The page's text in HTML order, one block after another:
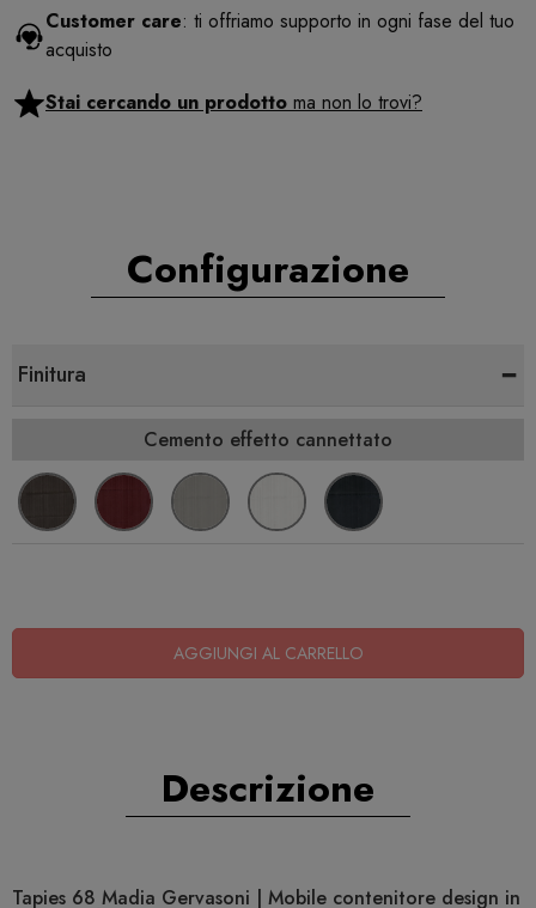
Customer care: ti offriamo supporto in ogni fase del tuo
acquisto
Stai cercando un prodotto ma non lo trovi?
Configurazione
Finitura -
Cemento effetto cannettato
AGGIUNGI AL CARRELLO
Descrizione
Tapies 68 Madia Gervasoni | Mobile contenitore design in